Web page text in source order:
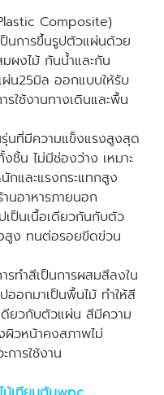
Composite)
นการขึ้นรูปตัวแผ่นด้วย
ผงไม้ กันน้ำและกัน
น25มิล ออกแบบให้รับ
รใช้งานทางเดินและพื้น
รุ่นที่มีความแข็งแรงสูงสุด
ชิ้น ไม่มีช่องว่าง เหมาะ
กและแรงกระแทกสูง
นอาหารภายนอก
ป็นเนื้อเดียวกันกับตัว
สูง ทนต่อรอยขีดข่วน
ทำสีเป็นการผสมสีลงใน
อกมาเป็นพื้นไม้ ทำให้สี
ดียวกับตัวแผ่น สีมีความ
วหน้าคงสภาพไม่
ารใช้งาน